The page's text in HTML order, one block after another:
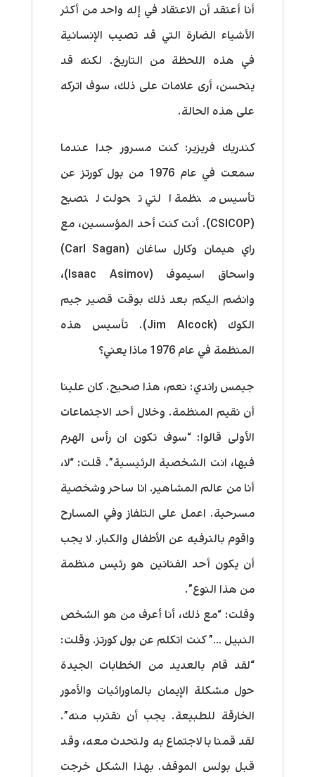
أنا أعتقد أن الاعتقاد في إله واحد من أكثر
الأشياء الضارة التي قد تصيب الإنسانية
في هذه اللحظة من التاريخ. لكنه قد
يتحسن، أرى علامات على ذلك، سوف اتركه
على هذه الحالة.
كندريك فريزير: كنت مسرور جدا عندما
سمعت في عام 1976 من بول كورتز عن
تأسيس منظمة التي تحولت لتصبح
(CSICOP). أنت كنت أحد المؤسسين، مع
راي هيمان وكارل ساغان (Carl Sagan)
واسحاق اسيموف (Isaac Asimov)،
وانضم اليكم بعد ذلك بوقت قصير جيم
الكوك (Jim Alcock). تأسيس هذه
المنظمة في عام 1976 ماذا يعني؟
جيمس راندي: نعم، هذا صحيح. كان علينا
أن نقيم المنظمة. وخلال أحد الاجتماعات
الأولى قالوا: “سوف تكون ان رأس الهرم
فيها، انت الشخصية الرئيسية”. قلت: “لا،
أنا من عالم المشاهير. انا ساحر وشخصية
مسرحية. اعمل على التلفاز وفي المسارح
واقوم بالترفيه عن الأطفال والكبار. لا يجب
أن يكون أحد الفنانين هو رئيس منظمة
من هذا النوع”.
وقلت: “مع ذلك، أنا أعرف من هو الشخص
النبيل …” كنت اتكلم عن بول كورتز. وقلت:
“لقد قام بالعديد من الخطابات الجيدة
حول مشكلة الإيمان بالماورائيات والأمور
الخارقة للطبيعة. يجب أن نقترب منه”.
لقد قمنا بالاجتماع به ولتحدث معه، وقد
قبل بولس الموقف. بهذا الشكل خرجت